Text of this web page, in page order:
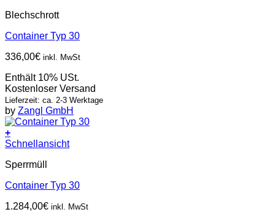
Blechschrott
Container Typ 30
336,00€ inkl. MwSt
Enthält 10% USt.
Kostenloser Versand
Lieferzeit: ca. 2-3 Werktage
by Zangl GmbH
+
Schnellansicht
Sperrmüll
Container Typ 30
1.284,00€ inkl. MwSt